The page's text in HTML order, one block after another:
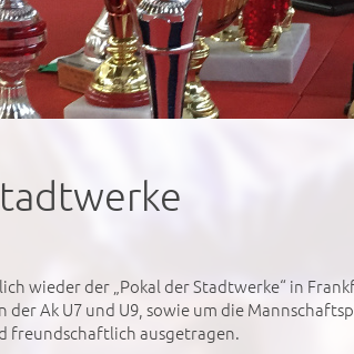
wieder der „Pokal der Stadtwerke“ in
Ak U7 und U9, sowie um die
freundschaftlich ausgetragen.